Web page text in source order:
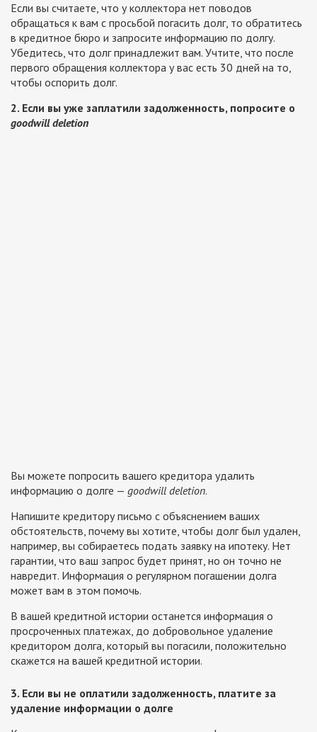
Если вы считаете, что у коллектора нет поводов
обращаться к вам с просьбой погасить долг, то обратитесь
в кредитное бюро и запросите информацию по долгу.
Убедитесь, что долг принадлежит вам. Учтите, что после
первого обращения коллектора у вас есть 30 дней на то,
чтобы оспорить долг.
2. Если вы уже заплатили задолженность, попросите о
goodwill deletion
Вы можете попросить вашего кредитора удалить
информацию о долге — goodwill deletion.
Напишите кредитору письмо с объяснением ваших
обстоятельств, почему вы хотите, чтобы долг был удален,
например, вы собираетесь подать заявку на ипотеку. Нет
гарантии, что ваш запрос будет принят, но он точно не
навредит. Информация о регулярном погашении долга
может вам в этом помочь.
В вашей кредитной истории останется информация о
просроченных платежах, до добровольное удаление
кредитором долга, который вы погасили, положительно
скажется на вашей кредитной истории.
3. Если вы не оплатили задолженность, платите за
удаление информации о долге